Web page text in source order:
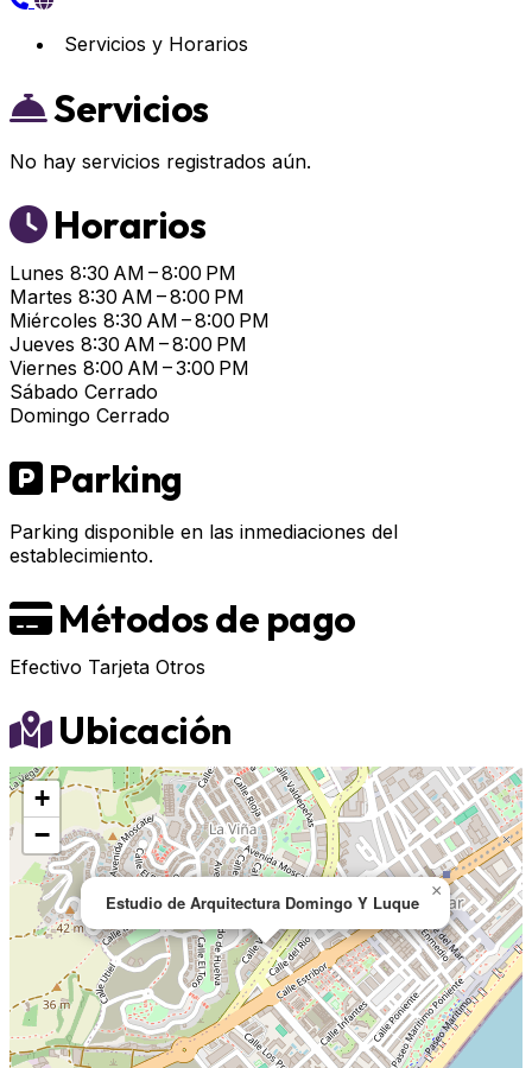
Servicios y Horarios
Servicios
No hay servicios registrados aún.
Horarios
Lunes 8:30 AM – 8:00 PM
Martes 8:30 AM – 8:00 PM
Miércoles 8:30 AM – 8:00 PM
Jueves 8:30 AM – 8:00 PM
Viernes 8:00 AM – 3:00 PM
Sábado Cerrado
Domingo Cerrado
Parking
Parking disponible en las inmediaciones del
establecimiento.
Métodos de pago
Efectivo Tarjeta Otros
Ubicación
Estudio de Arquitectura Domingo Y Luque
×
+
−